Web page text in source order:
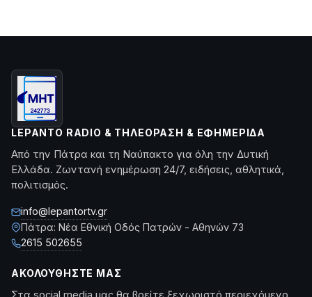
LEPANTO RADIO & ΤΗΛΕΌΡΑΣΗ & ΕΦΗΜΕΡΊΔΑ
Από την Πάτρα και τη Ναύπακτο για όλη την Δυτική
Ελλάδα. Ζωντανή ενημέρωση 24/7, ειδήσεις, αθλητικά,
πολιτισμός.
info@lepantortv.gr
Πάτρα: Νέα Εθνική Οδός Πατρών - Αθηνών 73
2615 502655
ΑΚΟΛΟΥΘΉΣΤΕ ΜΑΣ